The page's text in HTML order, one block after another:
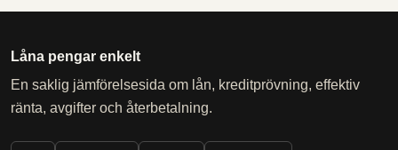
Låna pengar enkelt
En saklig jämförelsesida om lån, kreditprövning, effektiv
ränta, avgifter och återbetalning.